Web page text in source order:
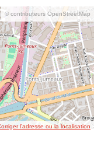
© contributeurs OpenStreetMap
l’adresse ou la localisation